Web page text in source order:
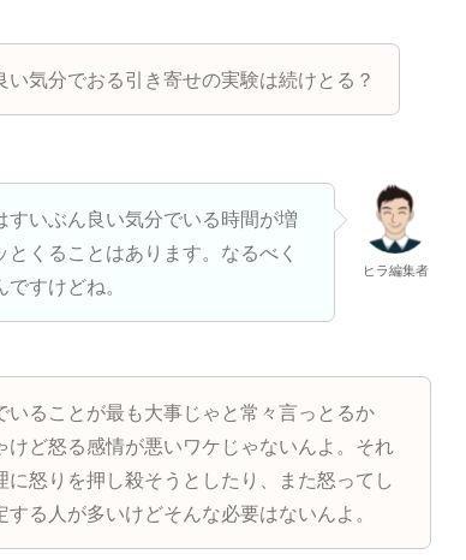
気分でおる引き寄せの実験は続けとる？
いぶん良い気分でいる時間が増
くることはあります。なるべく
すけどね。
ヒラ編集者
いることが最も大事じゃと常々言っとるか
けど怒る感情が悪いワケじゃないんよ。それ
怒りを押し殺そうとしたり、また怒ってし
る人が多いけどそんな必要はないんよ。